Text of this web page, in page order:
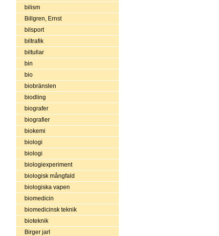
bilism
Billgren, Ernst
bilsport
biltrafik
biltullar
bin
bio
biobränslen
biodling
biografer
biografier
biokemi
biologi
biologi
biologiexperiment
biologisk mångfald
biologiska vapen
biomedicin
biomedicinsk teknik
bioteknik
Birger jarl